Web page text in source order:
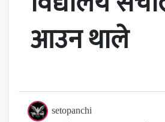
आउन थाले
setopanchi